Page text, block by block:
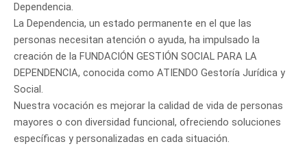
Dependencia.
La Dependencia, un estado permanente en el que las
personas necesitan atención o ayuda, ha impulsado la
creación de la FUNDACIÓN GESTIÓN SOCIAL PARA LA
DEPENDENCIA, conocida como ATIENDO Gestoría Jurídica y
Social.
Nuestra vocación es mejorar la calidad de vida de personas
mayores o con diversidad funcional, ofreciendo soluciones
específicas y personalizadas en cada situación.